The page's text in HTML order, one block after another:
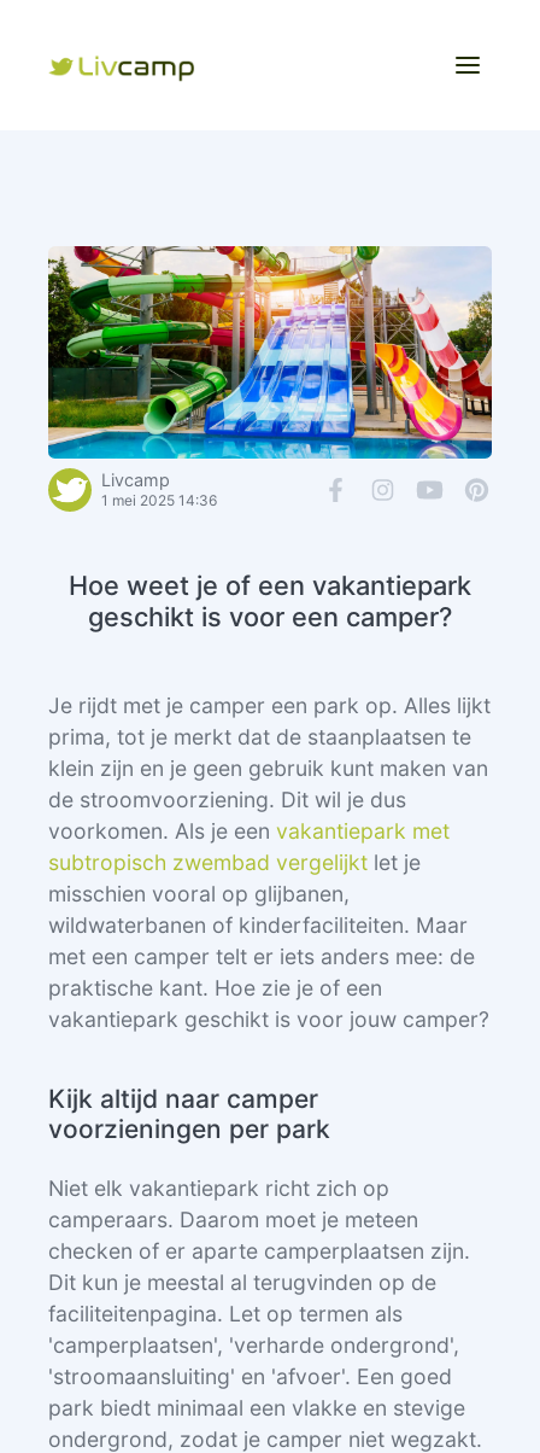
Livcamp
1 mei 2025 14:36
Hoe weet je of een vakantiepark
geschikt is voor een camper?
Je rijdt met je camper een park op. Alles lijkt
prima, tot je merkt dat de staanplaatsen te
klein zijn en je geen gebruik kunt maken van
de stroomvoorziening. Dit wil je dus
voorkomen. Als je een vakantiepark met
subtropisch zwembad vergelijkt let je
misschien vooral op glijbanen,
wildwaterbanen of kinderfaciliteiten. Maar
met een camper telt er iets anders mee: de
praktische kant. Hoe zie je of een
vakantiepark geschikt is voor jouw camper?
Kijk altijd naar camper
voorzieningen per park
Niet elk vakantiepark richt zich op
camperaars. Daarom moet je meteen
checken of er aparte camperplaatsen zijn.
Dit kun je meestal al terugvinden op de
faciliteitenpagina. Let op termen als
'camperplaatsen', 'verharde ondergrond',
'stroomaansluiting' en 'afvoer'. Een goed
park biedt minimaal een vlakke en stevige
ondergrond, zodat je camper niet wegzakt.